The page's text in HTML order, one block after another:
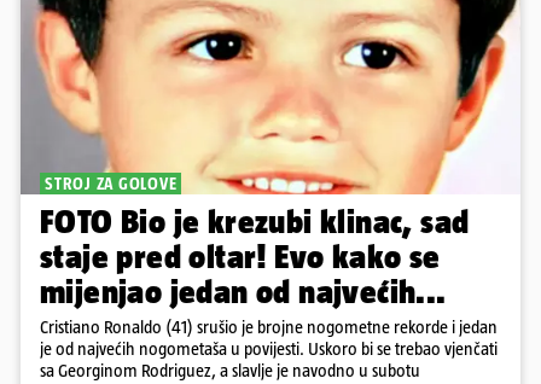
STROJ ZA GOLOVE
FOTO Bio je krezubi klinac, sad
staje pred oltar! Evo kako se
mijenjao jedan od najvećih...
Cristiano Ronaldo (41) srušio je brojne nogometne rekorde i jedan
je od najvećih nogometaša u povijesti. Uskoro bi se trebao vjenčati
sa Georginom Rodriguez, a slavlje je navodno u subotu